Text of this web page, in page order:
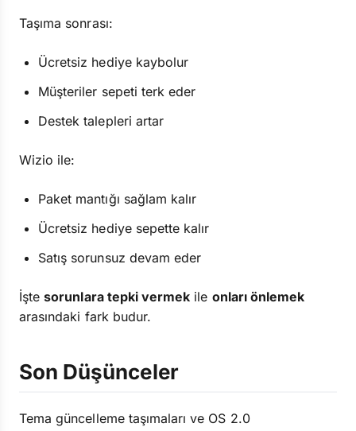
Taşıma sonrası:
Ücretsiz hediye kaybolur
Müşteriler sepeti terk eder
Destek talepleri artar
Wizio ile:
Paket mantığı sağlam kalır
Ücretsiz hediye sepette kalır
Satış sorunsuz devam eder
İştesorunlara tepki vermek ile onları önlemek
arasındaki fark budur.
Son Düşünceler
Tema güncelleme taşımaları ve OS 2.0